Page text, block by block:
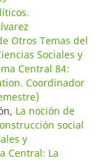
Otros Temas del
Sociales y
Central 84:
Coordinador
La noción de
social
y
Central: La